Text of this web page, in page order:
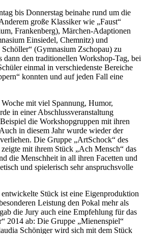
bis Donnerstag beinahe rund um die
große Klassiker wie „Faust“
Frankenberg), Märchen-Adaptionen
Einsiedel, Chemnitz) und
(Gymnasium Zschopau) zu
dann den traditionellen Workshop-Tag, bei
einmal in verschiedenste Bereiche
konnten und auf jeden Fall eine
mit viel Spannung, Humor,
in einer Abschlussveranstaltung
die Workshopgruppen mit ihren
in diesem Jahr wurde wieder der
Die Gruppe „ArtSchock“ des
mit ihrem Stück „Ach Mensch“ das
die Menschheit in all ihren Facetten und
und spielerisch sehr anspruchsvolle
Stück ist eine Eigenproduktion
Leistung den Pokal mehr als
die Jury auch eine Empfehlung für das
2014 ab: Die Gruppe „Mienenspiel“
Schöniger wird sich mit dem Stück